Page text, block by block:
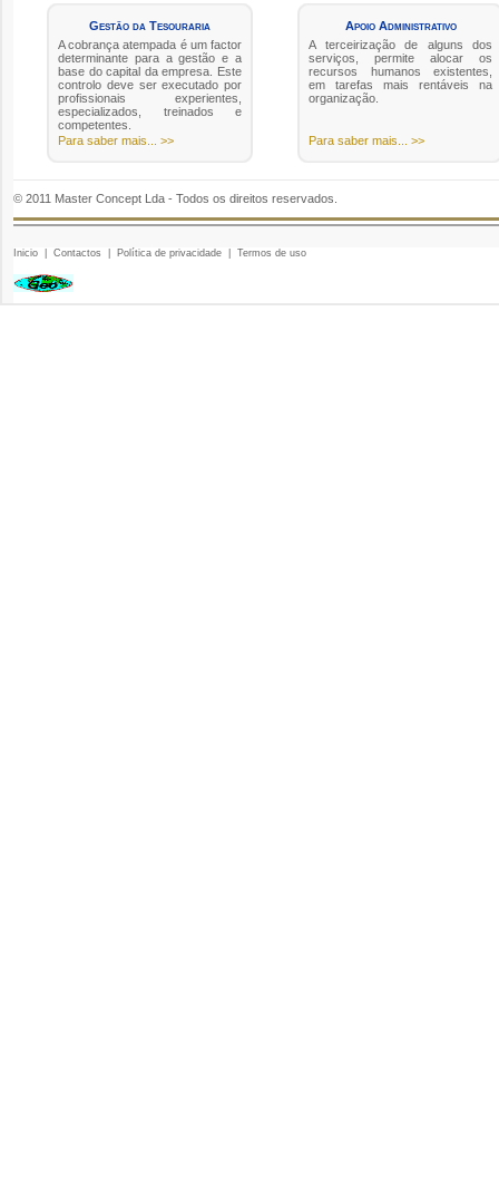
Gestão da Tesouraria
A cobrança atempada é um factor
determinante para a gestão e a
base do capital da empresa. Este
controlo deve ser executado por
profissionais experientes,
especializados, treinados e
competentes.
Para saber mais... >>
Apoio Administrativo
A terceirização de alguns dos
serviços, permite alocar os
recursos humanos existentes,
em tarefas mais rentáveis na
organização.
Para saber mais... >>
© 2011 Master Concept Lda - Todos os direitos reservados.
Inicio Contactos Política de privacidade Termos de uso